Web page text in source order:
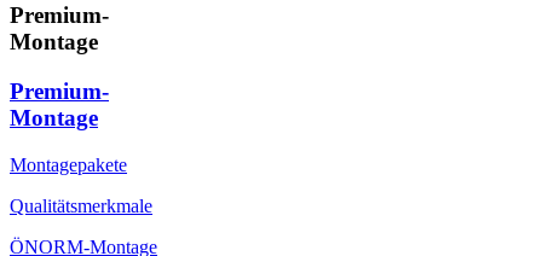
Premium-
Montage
Premium-
Montage
Montagepakete
Qualitätsmerkmale
ÖNORM-Montage